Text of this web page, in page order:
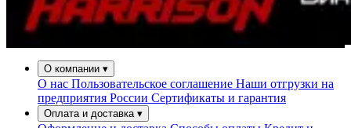
О компании ▾
О нас Пользовательское соглашение Наши отгрузки на
предприятия России Сертификаты и гарантия
Оплата и доставка ▾